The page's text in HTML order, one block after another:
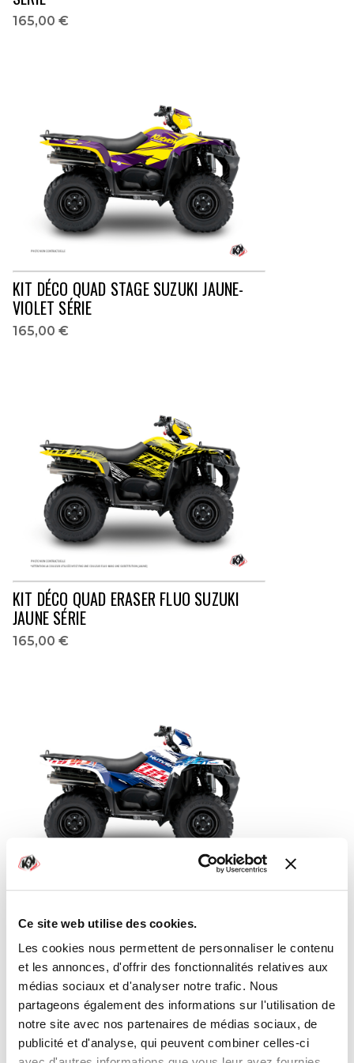
Ce site web utilise des cookies.
Les cookies nous permettent de personnaliser le contenu
et les annonces, d'offrir des fonctionnalités relatives aux
médias sociaux et d'analyser notre trafic. Nous
partageons également des informations sur l'utilisation de
notre site avec nos partenaires de médias sociaux, de
publicité et d'analyse, qui peuvent combiner celles-ci
165,00 €
KIT DÉCO QUAD STAGE SUZUKI JAUNE-
VIOLET SÉRIE
165,00 €
KIT DÉCO QUAD ERASER FLUO SUZUKI
JAUNE SÉRIE
165,00 €
ROUGE SÉRIE
165,00 €